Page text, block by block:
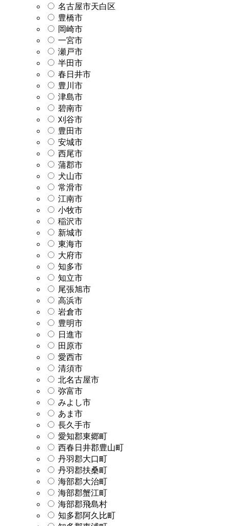
名古屋市天白区
豊橋市
岡崎市
一宮市
瀬戸市
半田市
春日井市
豊川市
津島市
碧南市
刈谷市
豊田市
安城市
西尾市
蒲郡市
犬山市
常滑市
江南市
小牧市
稲沢市
新城市
東海市
大府市
知多市
知立市
尾張旭市
高浜市
岩倉市
豊明市
日進市
田原市
愛西市
清須市
北名古屋市
弥富市
みよし市
あま市
長久手市
愛知郡東郷町
西春日井郡豊山町
丹羽郡大口町
丹羽郡扶桑町
海部郡大治町
海部郡蟹江町
海部郡飛島村
知多郡阿久比町